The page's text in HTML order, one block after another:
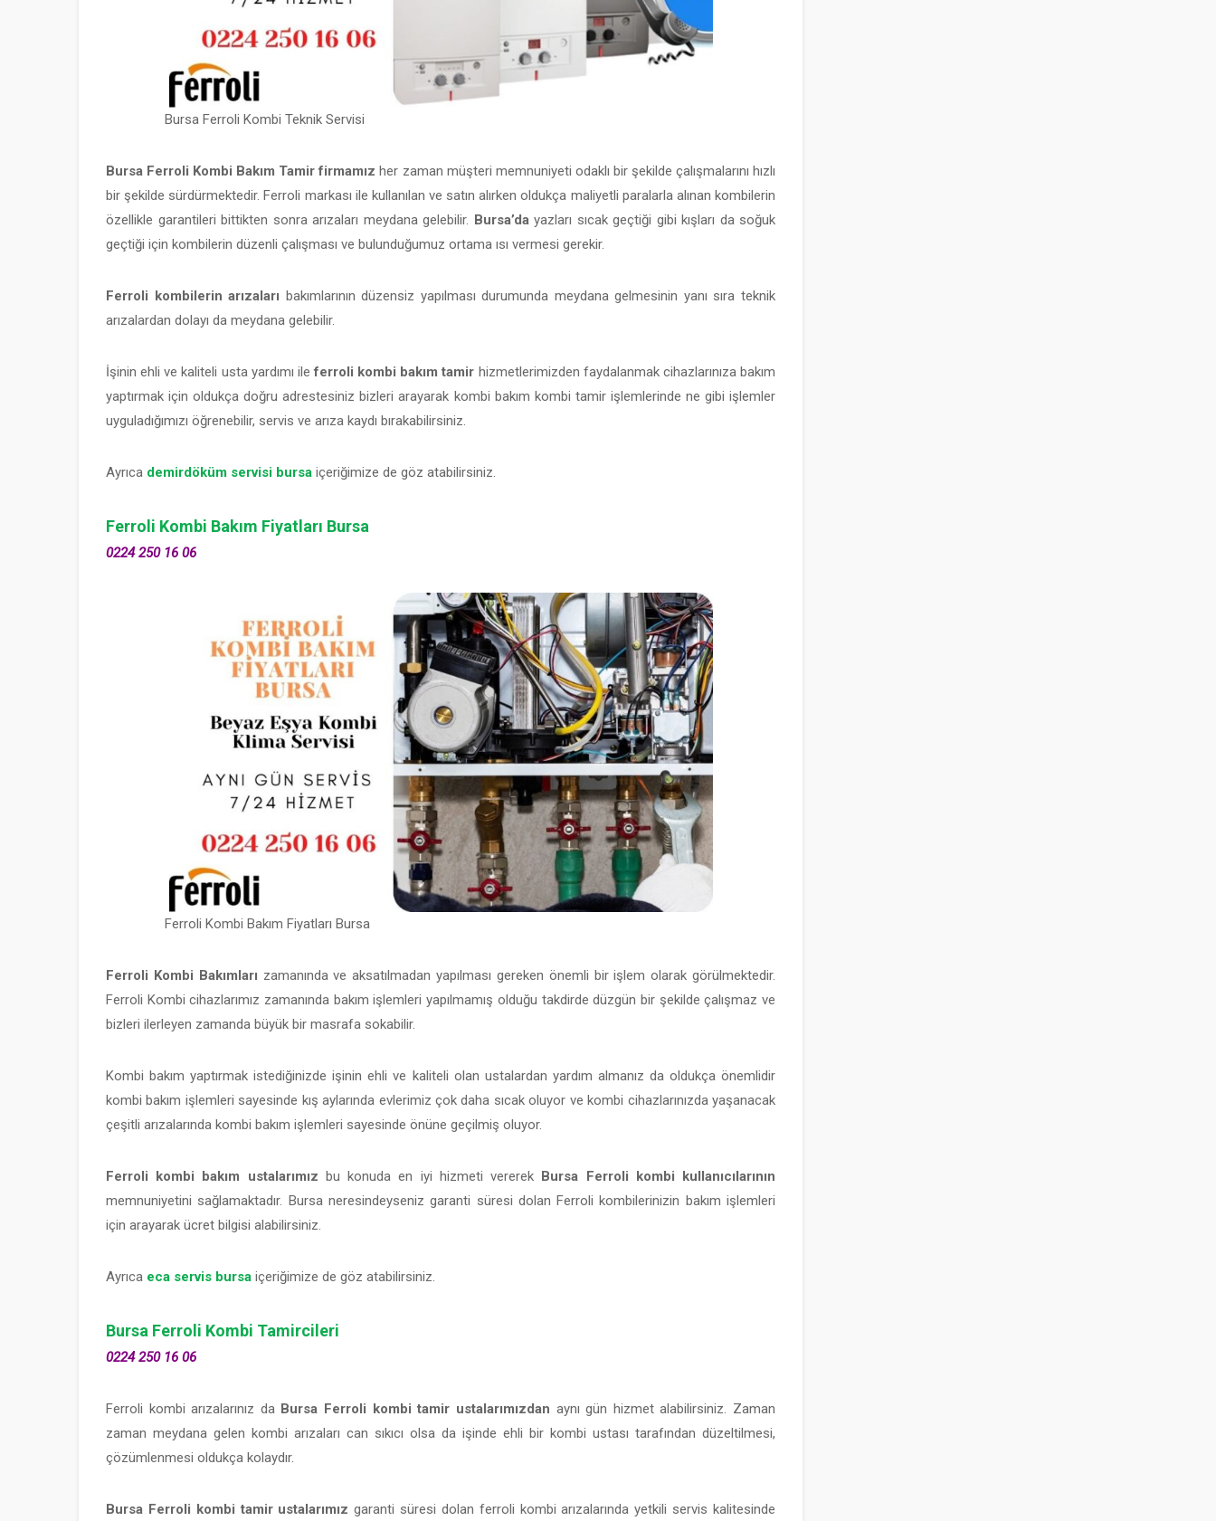
Bursa Ferroli Kombi Teknik Servisi
Bursa Ferroli Kombi Bakım Tamir firmamız her zaman müşteri memnuniyeti odaklı bir şekilde çalışmalarını hızlı
bir şekilde sürdürmektedir. Ferroli markası ile kullanılan ve satın alırken oldukça maliyetli paralarla alınan kombilerin
özellikle garantileri bittikten sonra arızaları meydana gelebilir. Bursa’dayazları sıcak geçtiği gibi kışları da soğuk
geçtiği için kombilerin düzenli çalışması ve bulunduğumuz ortama ısı vermesi gerekir.
Ferroli kombilerin arızaları bakımlarının düzensiz yapılması durumunda meydana gelmesinin yanı sıra teknik
arızalardan dolayı da meydana gelebilir.
İşinin ehli ve kaliteli usta yardımı ileferroli kombi bakım tamir hizmetlerimizden faydalanmak cihazlarınıza bakım
yaptırmak için oldukça doğru adrestesiniz bizleri arayarak kombi bakım kombi tamir işlemlerinde ne gibi işlemler
uyguladığımızı öğrenebilir, servis ve arıza kaydı bırakabilirsiniz.
Ayrıca demirdöküm servisi bursa içeriğimize de göz atabilirsiniz.
Ferroli Kombi Bakım Fiyatları Bursa
0224 250 16 06
Ferroli Kombi Bakım Fiyatları Bursa
Ferroli Kombi Bakımları zamanında ve aksatılmadan yapılması gereken önemli bir işlem olarak görülmektedir.
Ferroli Kombi cihazlarımız zamanında bakım işlemleri yapılmamış olduğu takdirde düzgün bir şekilde çalışmaz ve
bizleri ilerleyen zamanda büyük bir masrafa sokabilir.
Kombi bakım yaptırmak istediğinizde işinin ehli ve kaliteli olan ustalardan yardım almanız da oldukça önemlidir
kombi bakım işlemleri sayesinde kış aylarında evlerimiz çok daha sıcak oluyor ve kombi cihazlarınızda yaşanacak
çeşitli arızalarında kombi bakım işlemleri sayesinde önüne geçilmiş oluyor.
Ferroli kombi bakım ustalarımız bu konuda en iyi hizmeti vererek
Bursa Ferroli kombi kullanıcılarının
memnuniyetini sağlamaktadır. Bursa neresindeyseniz garanti süresi dolan Ferroli kombilerinizin bakım işlemleri
için arayarak ücret bilgisi alabilirsiniz.
Ayrıca eca servis bursa içeriğimize de göz atabilirsiniz.
Bursa Ferroli Kombi Tamircileri
0224 250 16 06
Ferroli kombi arızalarınız daBursa Ferroli kombi tamir ustalarımızdan aynı gün hizmet alabilirsiniz. Zaman
zaman meydana gelen kombi arızaları can sıkıcı olsa da işinde ehli bir kombi ustası tarafından düzeltilmesi,
çözümlenmesi oldukça kolaydır.
Bursa Ferroli kombi tamir ustalarımız garanti süresi dolan ferroli kombi arızalarında yetkili servis kalitesinde